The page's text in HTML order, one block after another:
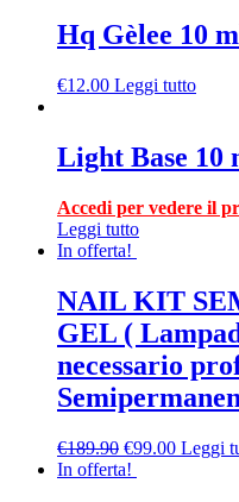
Hq Gèlee 10
€12.00 Leggi tutto
Light Base 10
Accedi per vedere il
Leggi tutto
In offerta!
NAIL KIT
GEL (
necessario
€189.90 €99.00 Leggi
In offerta!